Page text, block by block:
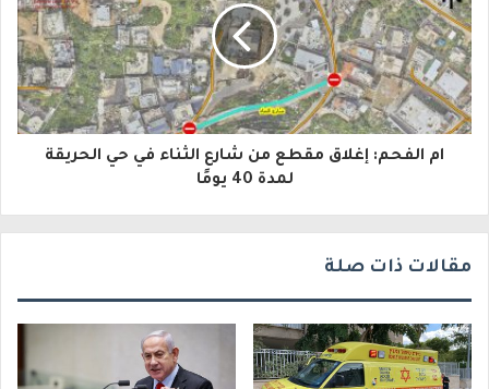
ك
ت
ر
و
ام الفحم: إغلاق مقطع من شارع الثناء في حي الحريقة
لمدة 40 يومًا
مقالات ذات صلة